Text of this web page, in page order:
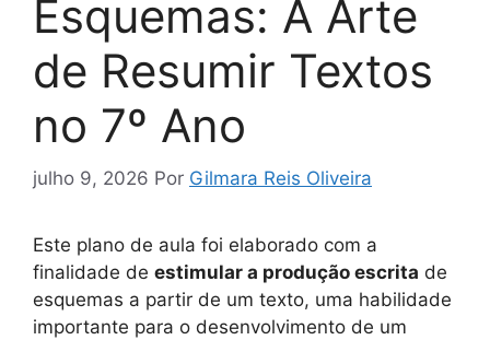
Esquemas: A Arte
de Resumir Textos
no 7º Ano
julho 9, 2026 Por Gilmara Reis Oliveira
Este plano de aula foi elaborado com a
finalidade de estimular a produção escrita de
esquemas a partir de um texto, uma habilidade
importante para o desenvolvimento de um